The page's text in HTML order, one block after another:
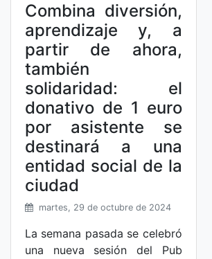
Combina diversión,
aprendizaje y, a
partir de ahora,
también
solidaridad: el
donativo de 1 euro
por asistente se
destinará a una
entidad social de la
ciudad
martes, 29 de octubre de 2024
La semana pasada se celebró
una nueva sesión del Pub